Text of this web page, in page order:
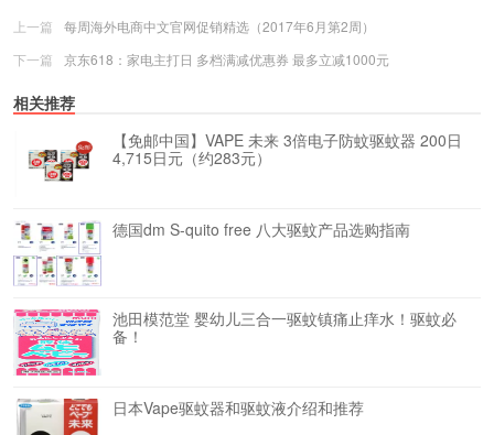
上一篇
每周海外电商中文官网促销精选（2017年6月第2周）
下一篇
京东618：家电主打日 多档满减优惠券 最多立减1000元
相关推荐
【免邮中国】VAPE 未来 3倍电子防蚊驱蚊器 200日
4,715日元（约283元）
德国dm S-quito free 八大驱蚊产品选购指南
池田模范堂 婴幼儿三合一驱蚊镇痛止痒水！驱蚊必
备！
日本Vape驱蚊器和驱蚊液介绍和推荐